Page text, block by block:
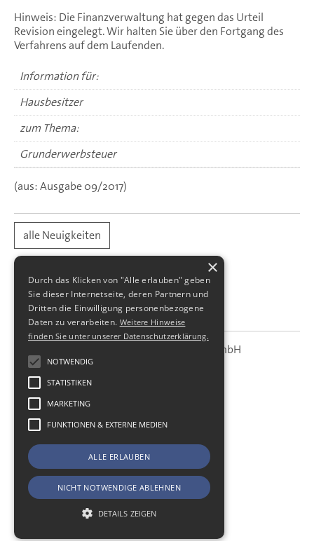
Hinweis: Die Finanzverwaltung hat gegen das Urteil
Revision eingelegt. Wir halten Sie über den Fortgang des
Verfahrens auf dem Laufenden.
Information für:
Hausbesitzer
zum Thema:
Grunderwerbsteuer
(aus: Ausgabe 09/2017)
alle Neuigkeiten
SBS
SBS Richter, Trenner & Kollegen GmbH
Steuerberatungsgesellschaft
Hohe Straße 55
01187Dresden
Telefax:+49 (0) 351 - 87 32 699
E-Mail:kanzlei@sbsdresden.de
ESt-Helfer
Start
Impressum
Datenschutz
×
Durch das Klicken von "Alle erlauben" geben
Sie dieser Internetseite, deren Partnern und
Dritten die Einwilligung personenbezogene
Daten zu verarbeiten. Weitere Hinweise
finden Sie unter unserer Datenschutzerklärung.
NOTWENDIG
STATISTIKEN
MARKETING
FUNKTIONEN & EXTERNE MEDIEN
ALLE ERLAUBEN
NICHT NOTWENDIGE ABLEHNEN
DETAILS ZEIGEN